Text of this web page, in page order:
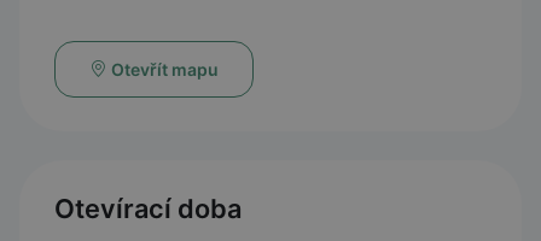
Otevřít mapu
Otevírací doba